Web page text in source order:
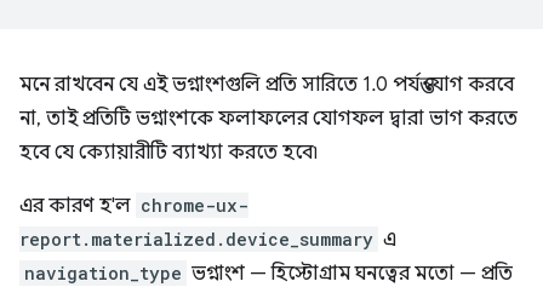
মনে রাখবেন যে এই ভগ্নাংশগুলি প্রতি সারিতে 1.0 পর্যন্ত যোগ করবে
না, তাই প্রতিটি ভগ্নাংশকে ফলাফলের যোগফল দ্বারা ভাগ করতে
হবে যে ক্যোয়ারীটি ব্যাখ্যা করতে হবে৷
এর কারণ হ'ল chrome-ux-
report.materialized.device_summary এ
navigation_type ভগ্নাংশ — হিস্টোগ্রাম ঘনত্বের মতো — প্রতি